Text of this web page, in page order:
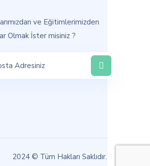
ve Eğitimlerimizden
Olmak İster misiniz ?
2024 © Tüm Hakları Saklıdır.